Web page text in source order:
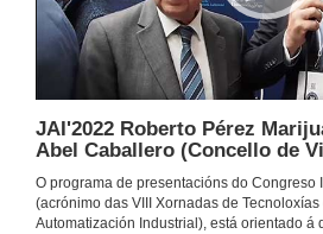
JAI'2022 Roberto Pérez
Abel Caballero (Concello de
O programa de presentacións do Congreso
(acrónimo das VIII Xornadas de
Automatización Industrial), está orientado á
14 de nov. de 2022